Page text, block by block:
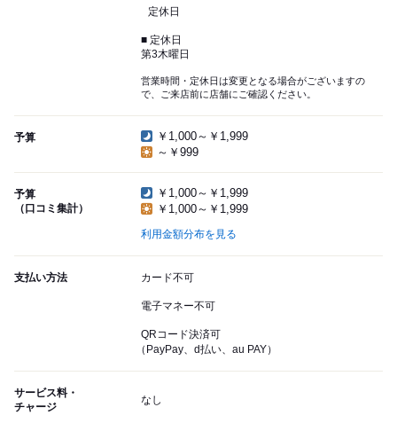
定休日
■ 定休日
第3木曜日
営業時間・定休日は変更となる場合がございますの
で、ご来店前に店舗にご確認ください。
予算
￥1,000～￥1,999
～￥999
予算
（口コミ集計）
￥1,000～￥1,999
￥1,000～￥1,999
利用金額分布を見る
支払い方法 カード不可
電子マネー不可
QRコード決済可
（PayPay、d払い、au PAY）
サービス料・
チャージ
なし